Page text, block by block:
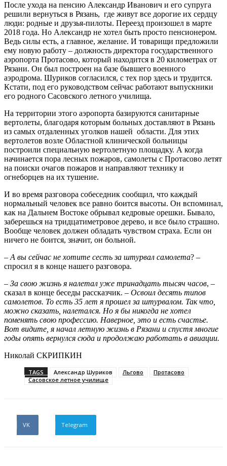
После ухода на пенсию Александр Иванович и его супруга
решили вернуться в Рязань, где живут все дорогие их сердцу
люди: родные и друзья-пилоты. Переезд произошел в марте
2018 года. Но Александр не хотел быть просто пенсионером.
Ведь силы есть, а главное, желание. И товарищи предложили
ему новую работу – должность директора государственного
аэропорта Протасово, который находится в 20 километрах от
Рязани. Он был построен на базе бывшего военного
аэродрома. Шуриков согласился, с тех пор здесь и трудится.
Кстати, под его руководством сейчас работают выпускники
его родного Сасовского летного училища.
На территории этого аэропорта базируются санитарные
вертолеты, благодаря которым больных доставляют в Рязань
из самых отдаленных уголков нашей области. Для этих
вертолетов возле Областной клинической больницы
построили специальную вертолетную площадку. А когда
начинается пора лесных пожаров, самолеты с Протасово летят
на поиски очагов пожаров и направляют технику и
огнеборцев на их тушение.
И во время разговора собеседник сообщил, что каждый
нормальный человек все равно боится высоты. Он вспоминал,
как на Дальнем Востоке обрывал кедровые орешки. Бывало,
заберешься на тридцатиметровое дерево, и все было страшно.
Вообще человек должен обладать чувством страха. Если он
ничего не боится, значит, он больной.
– А вы сейчас не хотите сесть за штурвал самолета? –
спросил я в конце нашего разговора.
– За свою жизнь я налетал уже тринадцать тысяч часов, –
сказал в конце беседы рассказчик. – Освоил десять типов
самолетов. То есть 35 лет я прошел за штурвалом. Так что,
можно сказать, налетался. Но я бы никогда не хотел
поменять свою профессию. Наверное, это и есть счастье.
Вот видите, я начал летную жизнь в Рязани и спустя многие
годы опять вернулся сюда и продолжаю работать в авиации.
Николай СКРИПКИН
TAGS Александр Шуриков Льгово
Протасово
Сасовское летное училище
VK Telegram